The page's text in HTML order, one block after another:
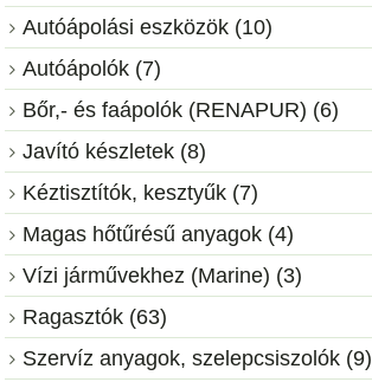
Autóápolási eszközök (10)
Autóápolók (7)
Bőr,- és faápolók (RENAPUR) (6)
Javító készletek (8)
Kéztisztítók, kesztyűk (7)
Magas hőtűrésű anyagok (4)
Vízi járművekhez (Marine) (3)
Ragasztók (63)
Szervíz anyagok, szelepcsiszolók (9)